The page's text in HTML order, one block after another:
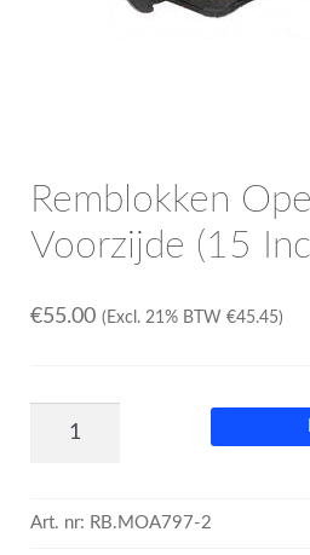
Remblokken
Voorzijde (15
€55.00 (Excl. 21% BTW €45.45)
Art. nr: RB.MOA797-2